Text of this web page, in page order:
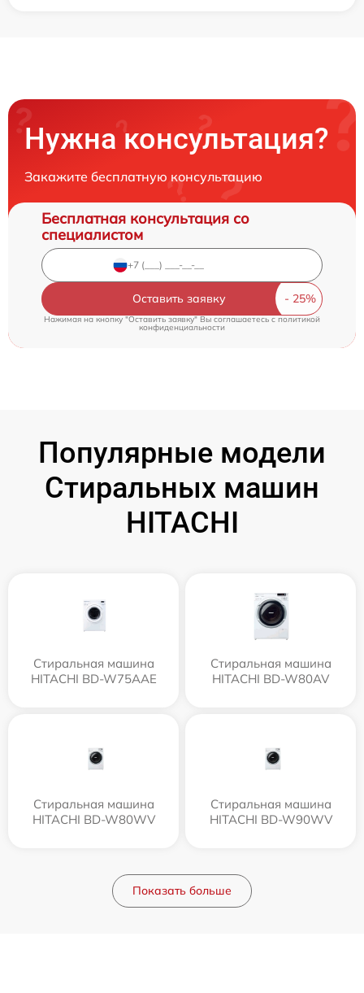
Нужна консультация?
Закажите бесплатную консультацию
Бесплатная консультация со
специалистом
Оставить заявку
Нажимая на кнопку "Оставить заявку" Вы соглашаетесь cполитикой
конфиденциальности
Популярные модели
Стиральных машин
HITACHI
Стиральная машина
HITACHI BD-W75AAE
Стиральная машина
HITACHI BD-W80AV
Стиральная машина
HITACHI BD-W80WV
Стиральная машина
HITACHI BD-W90WV
Показать больше